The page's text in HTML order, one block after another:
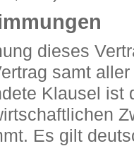
dieses
samt
Klausel ist
Es gilt